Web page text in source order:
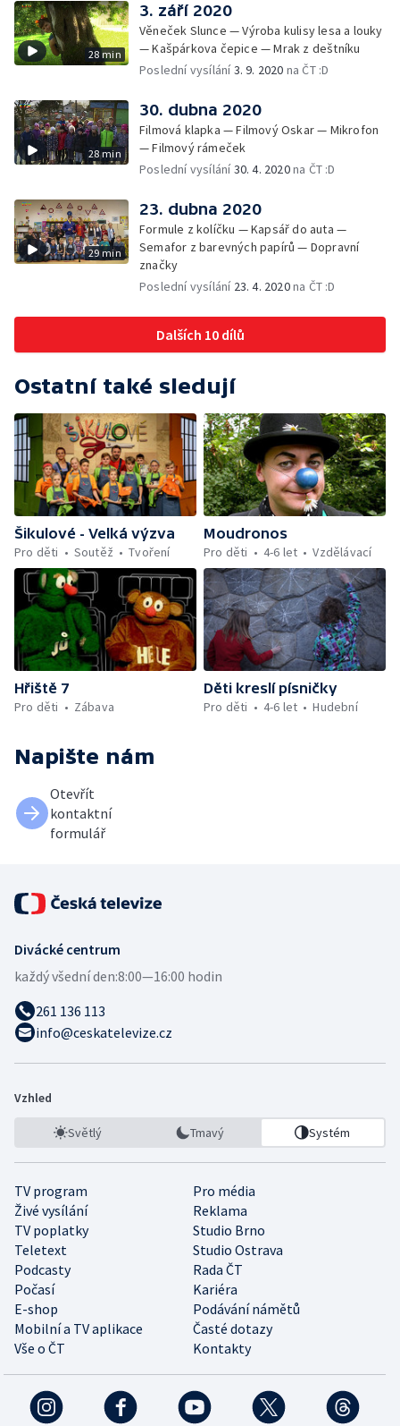
28 min
3. září 2020
Věneček Slunce — Výroba kulisy lesa a louky
— Kašpárkova čepice — Mrak z deštníku
Poslední vysílání3. 9. 2020 na ČT :D
28 min
30. dubna 2020
Filmová klapka — Filmový Oskar — Mikrofon
— Filmový rámeček
Poslední vysílání30. 4. 2020na ČT :D
29 min
23. dubna 2020
Formule z kolíčku — Kapsář do auta —
Semafor z barevných papírů — Dopravní
značky
Poslední vysílání 23. 4. 2020na ČT :D
Dalších 10 dílů
Ostatní také sledují
Šikulové - Velká výzva
Pro děti
Soutěž Tvoření
Moudronos
Pro děti
4-6 let Vzdělávací
Hřiště 7
Pro děti
Zábava
Děti kreslí písničky
Pro děti
4-6 let Hudební
Napište nám
Otevřít
kontaktní
formulář
Divácké centrum
každý všední den:8:00—16:00 hodin
261 136 113
info@ceskatelevize.cz
Vzhled
Světlý Tmavý Systém
TV program
Pro média
Živé vysílání
Reklama
TV poplatky
Studio Brno
Teletext
Studio Ostrava
Podcasty
Rada ČT
Počasí
Kariéra
E-shop
Podávání námětů
Mobilní a TV aplikace
Časté dotazy
Vše o ČT
Kontakty